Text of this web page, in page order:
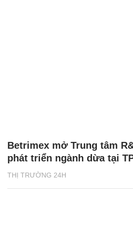
THỊ TRƯỜNG 24H
Betrimex mở Trung tâm
phát triển ngành dừa tại